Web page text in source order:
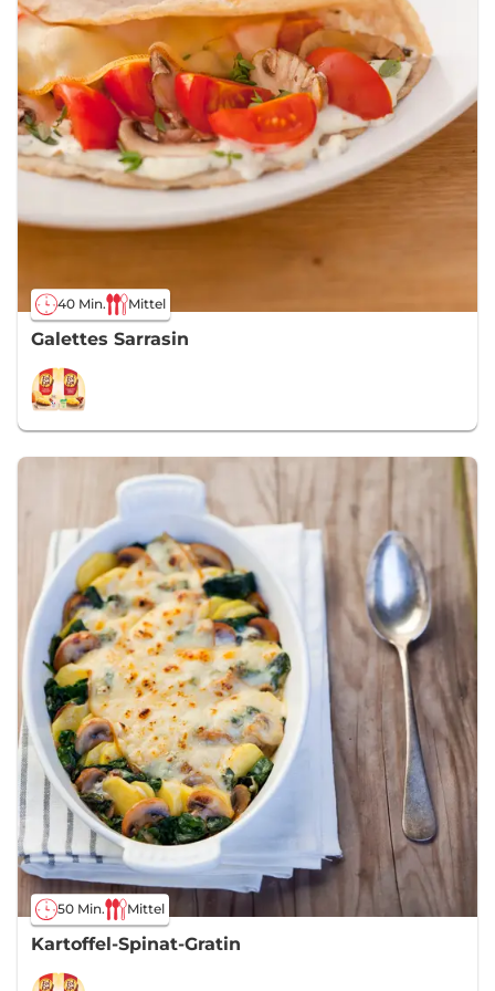
40 Min. Mittel
Galettes Sarrasin
50 Min. Mittel
Kartoffel-Spinat-Gratin